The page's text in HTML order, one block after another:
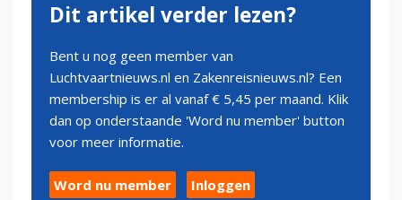
Dit artikel verder lezen?
Bent u nog geen member van
Luchtvaartnieuws.nl en Zakenreisnieuws.nl? Een
membership is er al vanaf € 5,45 per maand. Klik
dan op onderstaande 'Word nu member' button
voor meer informatie.
Word nu member Inloggen